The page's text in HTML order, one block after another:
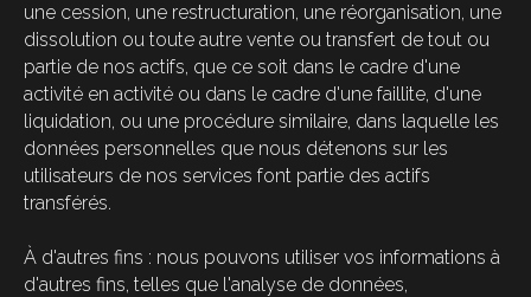
une cession, une restructuration, une réorganisation, une
dissolution ou toute autre vente ou transfert de tout ou
partie de nos actifs, que ce soit dans le cadre d'une
activité en activité ou dans le cadre d'une faillite, d'une
liquidation, ou une procédure similaire, dans laquelle les
données personnelles que nous détenons sur les
utilisateurs de nos services font partie des actifs
transférés.
À d'autres fins : nous pouvons utiliser vos informations à
d'autres fins, telles que l'analyse de données,